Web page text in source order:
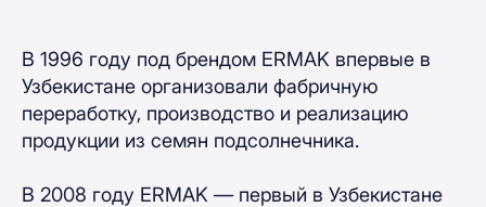
В 1996 году под брендом ERMAK впервые в
Узбекистане организовали фабричную
переработку, производство и реализацию
продукции из семян подсолнечника.
В 2008 году ERMAK — первый в Узбекистане